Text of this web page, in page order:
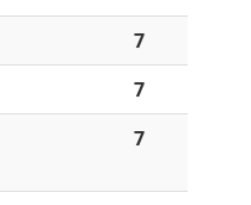
7
7
7